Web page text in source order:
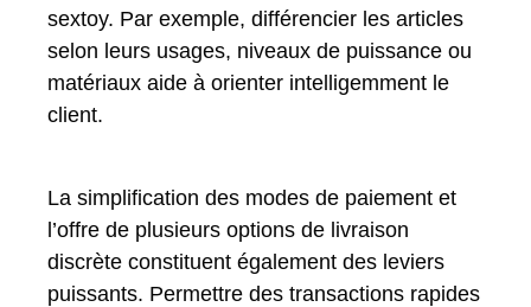
sextoy. Par exemple, différencier les articles
selon leurs usages, niveaux de puissance ou
matériaux aide à orienter intelligemment le
client.
La simplification des modes de paiement et
l’offre de plusieurs options de livraison
discrète constituent également des leviers
puissants. Permettre des transactions rapides